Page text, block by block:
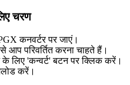
चरण
कनवर्टर पर जाएं।
परिवर्तित करना चाहते हैं।
लिए 'कन्वर्ट' बटन पर क्लिक करें।
करें।